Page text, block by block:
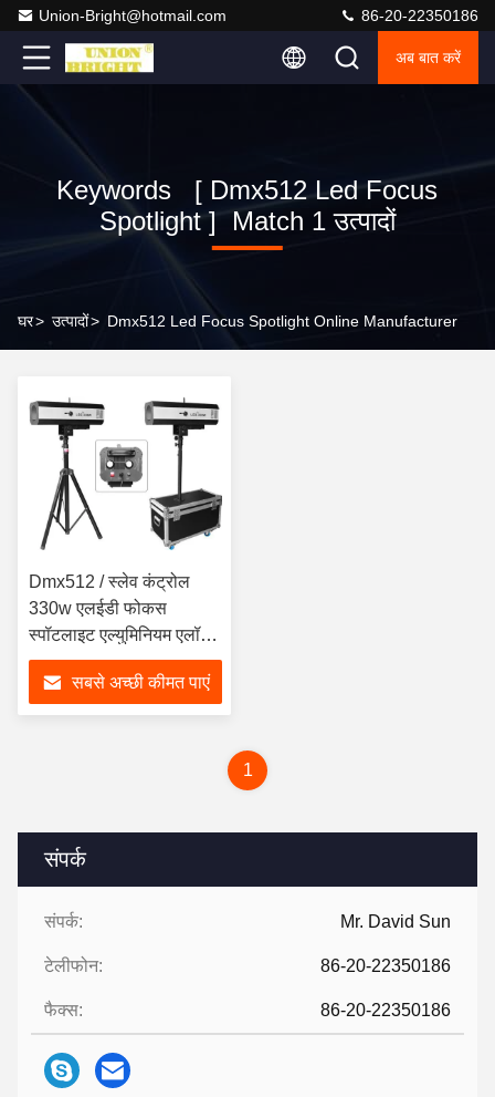
Union-Bright@hotmail.com 86-20-22350186
अब बात करें
Keywords [ Dmx512 Led Focus
Spotlight ] Match 1 उत्पादों
घर> उत्पादों> Dmx512 Led Focus Spotlight Online Manufacturer
संपर्क
संपर्क: Mr. David Sun
टेलीफोन: 86-20-22350186
फैक्स: 86-20-22350186
Dmx512 / स्लेव कंट्रोल
330w एलईडी फोकस
स्पॉटलाइट एल्युमिनियम एलॉय
शेल
सबसे अच्छी कीमत पाएं
1